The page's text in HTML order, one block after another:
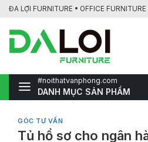
Bỏ
nội
dung
ĐA LỢI FURNITURE • OFFICE FURNITURE
#noithatvanphong.com
DANH MỤC SẢN PHẨM
GÓC TƯ VẤN
Tủ hồ sơ cho ngân